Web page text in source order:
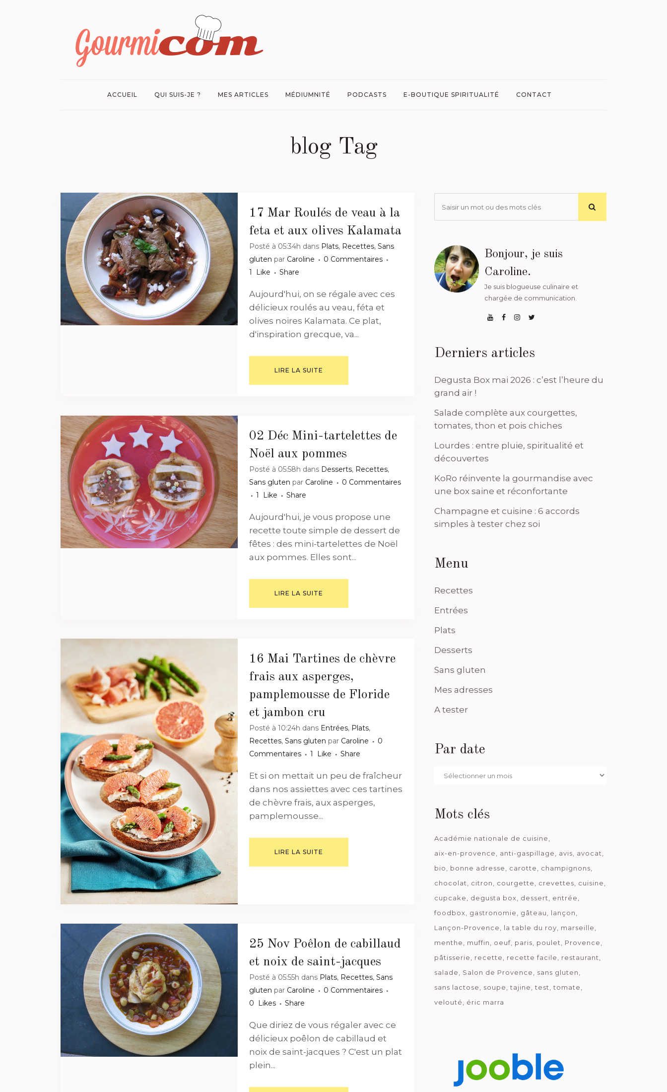
ACCUEIL QUI SUIS-JE ? MES ARTICLES MÉDIUMNITÉ PODCASTS E-BOUTIQUE SPIRITUALITÉ CONTACT
blog Tag
17 Mar Roulés de veau à la
feta et aux olives Kalamata
Posté à 05:34h dans Plats, Recettes, Sans
gluten par Caroline
0 Commentaires
1
Like Share
Aujourd'hui, on se régale avec ces
délicieux roulés au veau, féta et
olives noires Kalamata. Ce plat,
d'inspiration grecque, va...
LIRE LA SUITE
02 Déc Mini-tartelettes de
Noël aux pommes
Posté à 05:58h dans Desserts, Recettes,
Sans gluten par Caroline
0 Commentaires
1
Like Share
Aujourd'hui, je vous propose une
recette toute simple de dessert de
fêtes : des mini-tartelettes de Noël
aux pommes. Elles sont...
LIRE LA SUITE
16 Mai Tartines de chèvre
frais aux asperges,
pamplemousse de Floride
et jambon cru
Posté à 10:24h dans Entrées, Plats,
Recettes, Sans gluten par Caroline
0
Commentaires
1 Like Share
Et si on mettait un peu de fraîcheur
dans nos assiettes avec ces tartines
de chèvre frais, aux asperges,
pamplemousse...
LIRE LA SUITE
25 Nov Poêlon de cabillaud
et noix de saint-jacques
Posté à 05:55h dans Plats, Recettes, Sans
gluten par Caroline
0 Commentaires
0
Likes Share
Que diriez de vous régaler avec ce
délicieux poêlon de cabillaud et
noix de saint-jacques ? C'est un plat
plein...
Bonjour, je suis
Caroline.
Je suis blogueuse culinaire et
chargée de communication.
Derniers articles
Degusta Box mai 2026 : c’est l’heure du
grand air !
Salade complète aux courgettes,
tomates, thon et pois chiches
Lourdes : entre pluie, spiritualité et
découvertes
KoRo réinvente la gourmandise avec
une box saine et réconfortante
Champagne et cuisine : 6 accords
simples à tester chez soi
Menu
Recettes
Entrées
Plats
Desserts
Sans gluten
Mes adresses
A tester
Par date
Par
Mots clés
Académie nationale de cuisine
aix-en-provence
anti-gaspillage avis
avocat
bio
bonne adresse carotte
champignons
chocolat
citron courgette crevettes
cuisine
cupcake
degusta box dessert
entrée
foodbox
gastronomie gâteau
lançon
Lançon-Provence
la table du roy
marseille
menthe
muffin oeuf paris poulet
Provence
pâtisserie
recette recette facile
restaurant
salade
Salon de Provence
sans gluten
sans lactose
soupe tajine test
tomate
velouté
éric marra